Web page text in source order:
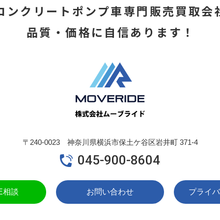
ンクリートポンプ車専門販売買取会
品質・価格に自信あります！
〒240-0023 神奈川県横浜市保土ケ谷区岩井町 371-4
045-900-8604
相談 お問い合わせ プライ